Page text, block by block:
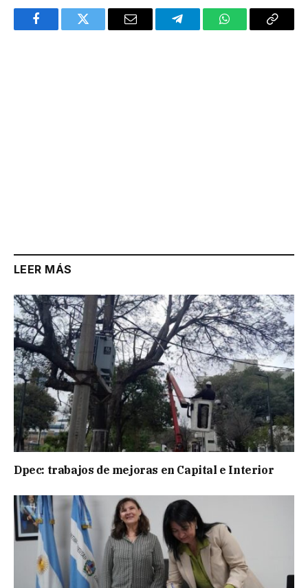
FacebookTwitter Email TelegramWhatsAppCopy
LEER MÁS
Dpec: trabajos de mejoras en Capital e Interior